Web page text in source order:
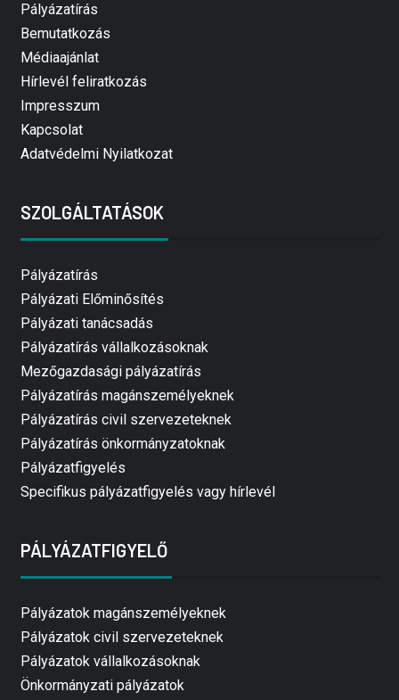
Pályázatírás
Bemutatkozás
Médiaajánlat
Hírlevél feliratkozás
Impresszum
Kapcsolat
Adatvédelmi Nyilatkozat
SZOLGÁLTATÁSOK
Pályázatírás
Pályázati Előminősítés
Pályázati tanácsadás
Pályázatírás vállalkozásoknak
Mezőgazdasági pályázatírás
Pályázatírás magánszemélyeknek
Pályázatírás civil szervezeteknek
Pályázatírás önkormányzatoknak
Pályázatfigyelés
Specifikus pályázatfigyelés vagy hírlevél
PÁLYÁZATFIGYELŐ
Pályázatok magánszemélyeknek
Pályázatok civil szervezeteknek
Pályázatok vállalkozásoknak
Önkormányzati pályázatok